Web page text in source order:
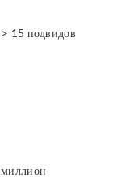
> 15 подвидов
миллион